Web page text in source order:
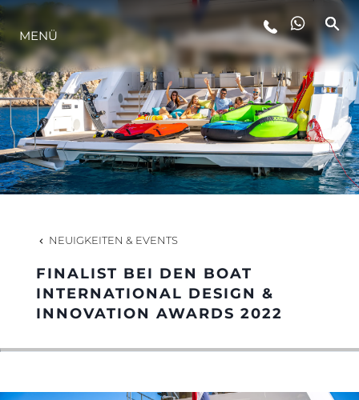
LIFESTYLE
INNOVATION
DIE FIRMA
DAS TEAM
GESCHICHTE
BEWERTEN SIE IHR BOOT
MENÜ
NEUIGKEITEN & EVENTS
FINALIST BEI DEN BOAT
INTERNATIONAL DESIGN &
INNOVATION AWARDS 2022